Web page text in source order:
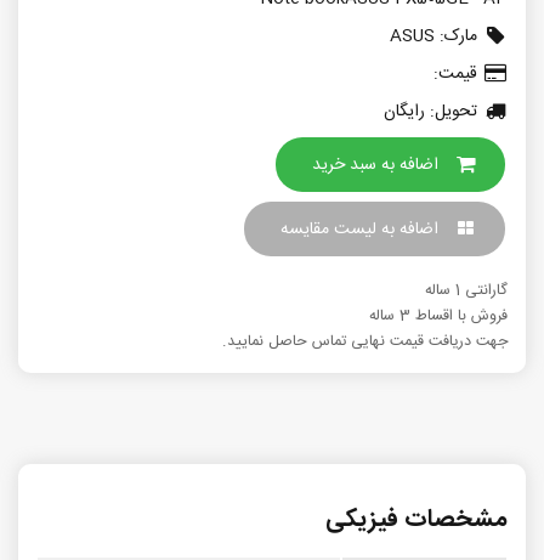
مارک: ASUS
قیمت:
تحویل: رایگان
اضافه به سبد خرید
اضافه به لیست مقایسه
گارانتی 1 ساله
فروش با اقساط 3 ساله
جهت دریافت قیمت نهایی تماس حاصل نمایید.
مشخصات فیزیکی